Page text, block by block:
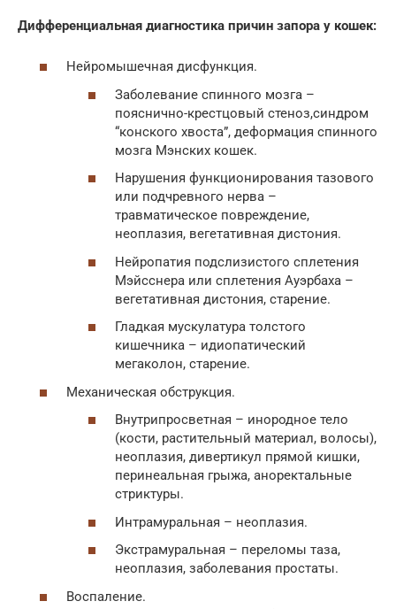
Дифференциальная диагностика причин запора у кошек:
Нейромышечная дисфункция.
Заболевание спинного мозга –
пояснично-крестцовый стеноз,синдром
“конского хвоста”, деформация спинного
мозга Мэнских кошек.
Нарушения функционирования тазового
или подчревного нерва –
травматическое повреждение,
неоплазия, вегетативная дистония.
Нейропатия подслизистого сплетения
Мэйсснера или сплетения Ауэрбаха –
вегетативная дистония, старение.
Гладкая мускулатура толстого
кишечника – идиопатический
мегаколон, старение.
Механическая обструкция.
Внутрипросветная – инородное тело
(кости, растительный материал, волосы),
неоплазия, дивертикул прямой кишки,
перинеальная грыжа, аноректальные
стриктуры.
Интрамуральная – неоплазия.
Экстрамуральная – переломы таза,
неоплазия, заболевания простаты.
Воспаление.